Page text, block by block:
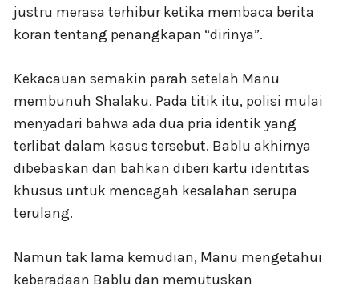
justru merasa terhibur ketika membaca berita
koran tentang penangkapan “dirinya”.
Kekacauan semakin parah setelah Manu
membunuh Shalaku. Pada titik itu, polisi mulai
menyadari bahwa ada dua pria identik yang
terlibat dalam kasus tersebut. Bablu akhirnya
dibebaskan dan bahkan diberi kartu identitas
khusus untuk mencegah kesalahan serupa
terulang.
Namun tak lama kemudian, Manu mengetahui
keberadaan Bablu dan memutuskan